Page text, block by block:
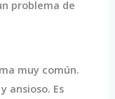
problema de
muy común.
ansioso. Es